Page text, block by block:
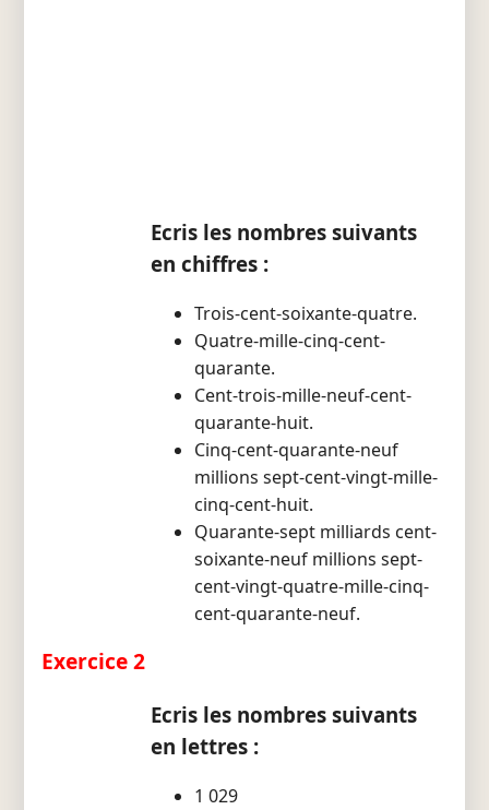
Ecris les nombres suivants
en chiffres :
Trois-cent-soixante-quatre.
Quatre-mille-cinq-cent-
quarante.
Cent-trois-mille-neuf-cent-
quarante-huit.
Cinq-cent-quarante-neuf
millions sept-cent-vingt-mille-
cinq-cent-huit.
Quarante-sept milliards cent-
soixante-neuf millions sept-
cent-vingt-quatre-mille-cinq-
cent-quarante-neuf.
Exercice 2
Ecris les nombres suivants
en lettres :
1 029